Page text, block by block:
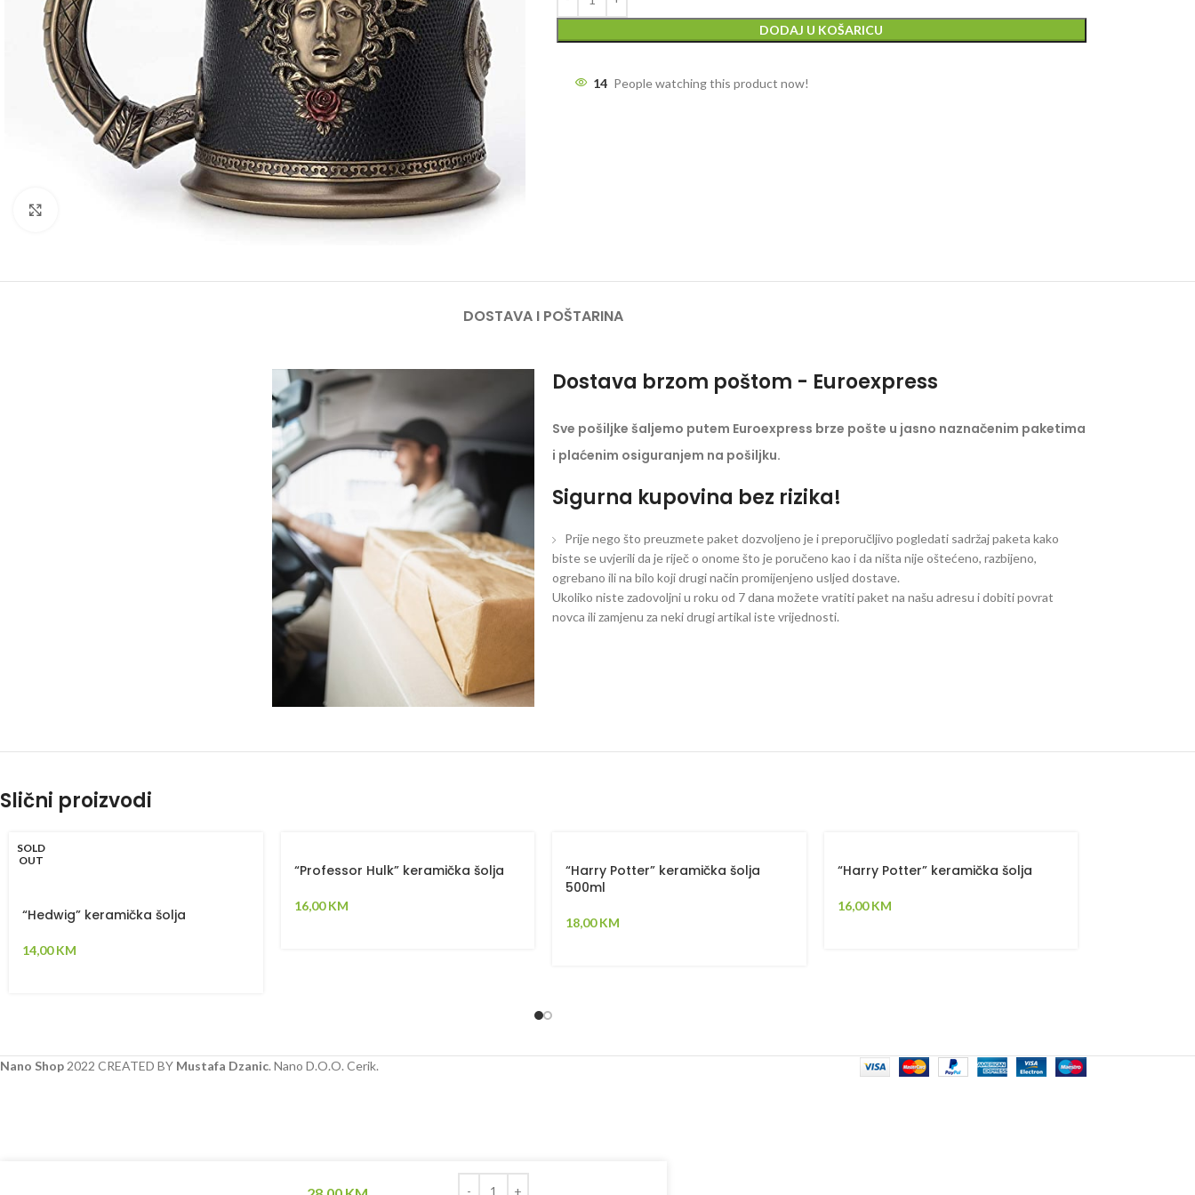
DODAJ U KOŠARICU
14 People watching this product now!
DOSTAVA I POŠTARINA
Dostava brzom poštom - Euroexpress
Sve pošiljke šaljemo putem Euroexpress brze pošte u jasno naznačenim paketima
i plaćenim osiguranjem na pošiljku.
Sigurna kupovina bez rizika!
Prije nego što preuzmete paket dozvoljeno je i preporučljivo pogledati sadržaj paketa kako
biste se uvjerili da je riječ o onome što je poručeno kao i da ništa nije oštećeno, razbijeno,
ogrebano ili na bilo koji drugi način promijenjeno usljed dostave.
Ukoliko niste zadovoljni u roku od 7 dana možete vratiti paket na našu adresu i dobiti povrat
novca ili zamjenu za neki drugi artikal iste vrijednosti.
Slični proizvodi
SOLD
OUT
“Hedwig” keramička šolja
14,00KM
“Professor Hulk” keramička šolja
16,00KM
“Harry Potter” keramička šolja
500ml
18,00KM
“Harry Potter” keramička šolja
16,00KM
Nano Shop 2022 CREATED BY Mustafa Dzanic. Nano D.O.O. Cerik.